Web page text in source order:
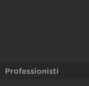
Professionisti